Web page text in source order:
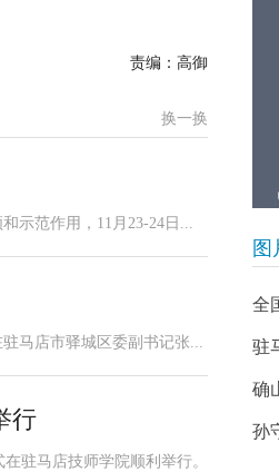
责编：高御
换一换
示范作用，11月23-24日...
马店市驿城区委副书记张...
行
驻马店技师学院顺利举行。
图
全
驻
确
孙